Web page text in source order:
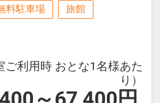
料駐車場 旅館
ご利用時 おとな1名様あた
り）